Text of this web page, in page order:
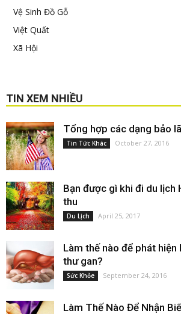
Vệ Sinh Đồ Gỗ
Việt Quất
Xã Hội
TIN XEM NHIỀU
Tổng hợp các dạng bảo
Tin Tức Khác October 27, 2016
Bạn được gì khi đi du lịch
thu
Du Lịch April 25, 2017
Làm thế nào để phát hiện
thư gan?
Sức Khỏe September 24, 2016
Làm Thế Nào Để Nhận